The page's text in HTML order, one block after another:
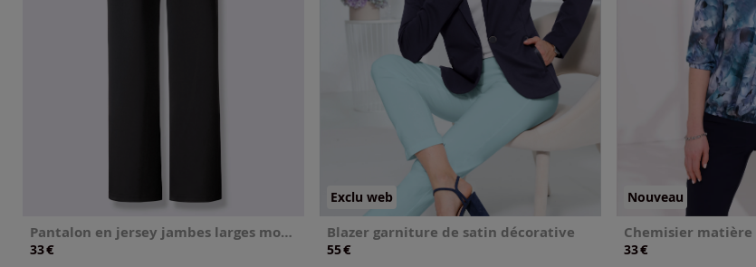
Pantalon en jersey jambes larges mode
33€
Exclu web
Blazer garniture de satin décorative
55€
Nouveau
Chemisier
33€